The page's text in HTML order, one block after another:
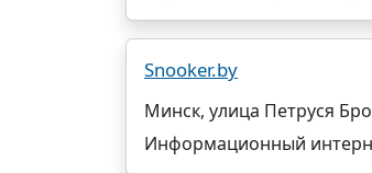
Snooker.by
Минск, улица Петруся
Информационный